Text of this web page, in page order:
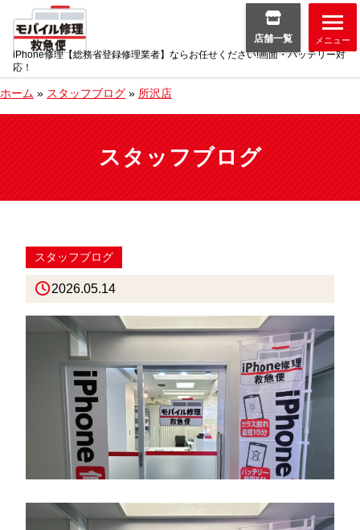
iPhone修理【総務省登録修理業者】ならお任せください!画面・バッテリー対
応！
店舗一覧 メニュー
ホーム » スタッフブログ » 所沢店
スタッフブログ
スタッフブログ
2026.05.14